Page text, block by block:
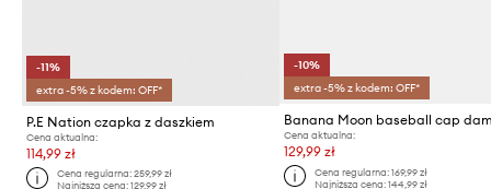
-11%
extra -5% z kodem: OFF*
P.E Nation czapka z daszkiem
Cena aktualna:
114,99 zł
Cena regularna:259,99 zł
Najniższa cena:129,99 zł
-10%
extra -5% z kodem: OFF*
Cena aktualna:
129,99 zł
Cena regularna: 169,99 zł
Najniższa cena: 144,99 zł